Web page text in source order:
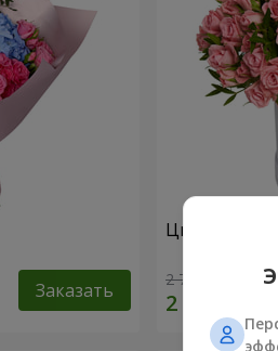
Заказать
Цветы в
2 749 грн